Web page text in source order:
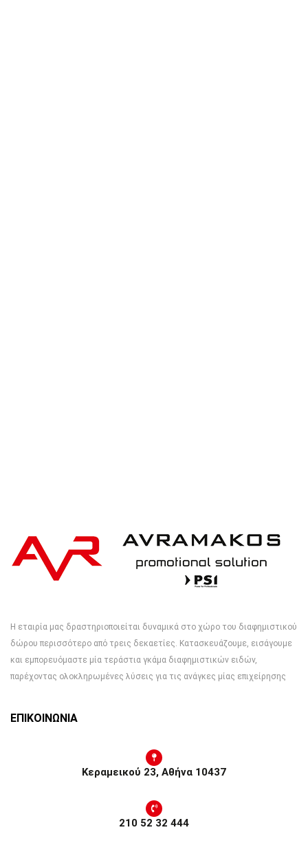
Η εταιρία μας δραστηριοποιείται δυναμικά στο χώρο του διαφημιστικού
δώρου περισσότερο από τρεις δεκαετίες. Κατασκευάζουμε, εισάγουμε
και εμπορευόμαστε μία τεράστια γκάμα διαφημιστικών ειδών,
παρέχοντας ολοκληρωμένες λύσεις για τις ανάγκες μίας επιχείρησης
ΕΠΙΚΟΙΝΩΝΙΑ
Κεραμεικού 23, Αθήνα 10437
210 52 32 444